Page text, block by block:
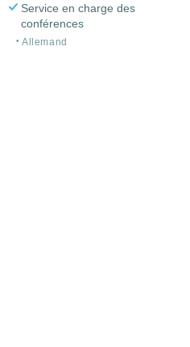
Service en charge des
conférences
Allemand